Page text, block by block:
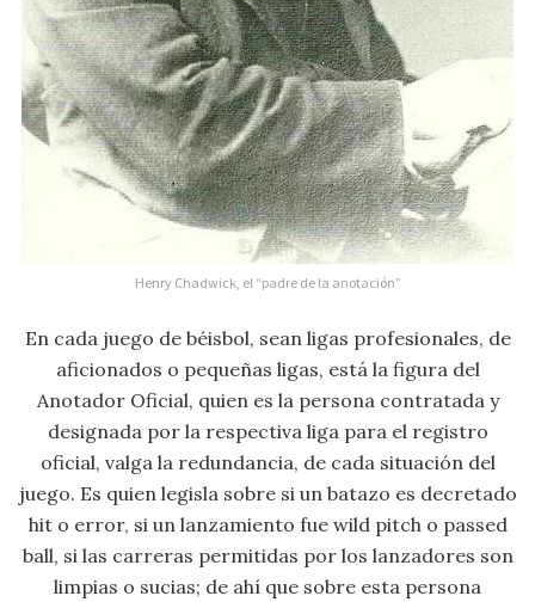
Henry Chadwick, el “padre de la anotación”
En cada juego de béisbol, sean ligas profesionales, de
aficionados o pequeñas ligas, está la figura del
Anotador Oficial, quien es la persona contratada y
designada por la respectiva liga para el registro
oficial, valga la redundancia, de cada situación del
juego. Es quien legisla sobre si un batazo es decretado
hit o error, si un lanzamiento fue wild pitch o passed
ball, si las carreras permitidas por los lanzadores son
limpias o sucias; de ahí que sobre esta persona